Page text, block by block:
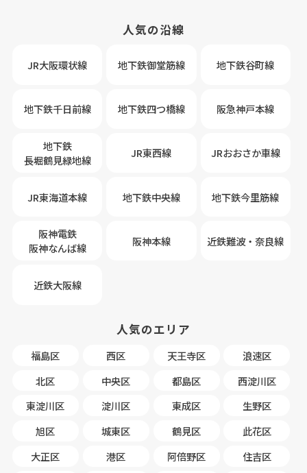
人気の沿線
JR大阪環状線 地下鉄御堂筋線 地下鉄谷町線
地下鉄千日前線 地下鉄四つ橋線 阪急神戸本線
地下鉄
長堀鶴見緑地線
JR東西線 JRおおさか車線
JR東海道本線 地下鉄中央線 地下鉄今里筋線
阪神電鉄
阪神なんば線
阪神本線 近鉄難波・奈良線
近鉄大阪線
人気のエリア
福島区 西区 天王寺区
浪速区
北区
中央区 都島区
西淀川区
東淀川区
淀川区 東成区
生野区
旭区
城東区 鶴見区
此花区
大正区
港区 阿倍野区
住吉区